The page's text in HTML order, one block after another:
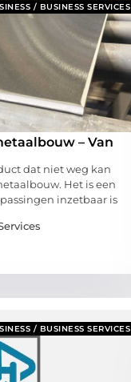
/ BUSINESS SERVICES
– Van
dat niet weg kan
Het is een
inzetbaar is
/ BUSINESS SERVICES